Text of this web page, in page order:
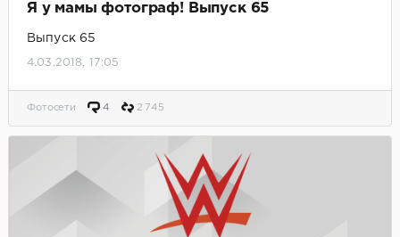
Я у мамы фотограф! Выпуск 65
Выпуск 65
4.03.2018, 17:05
Фотосети 4 2 745